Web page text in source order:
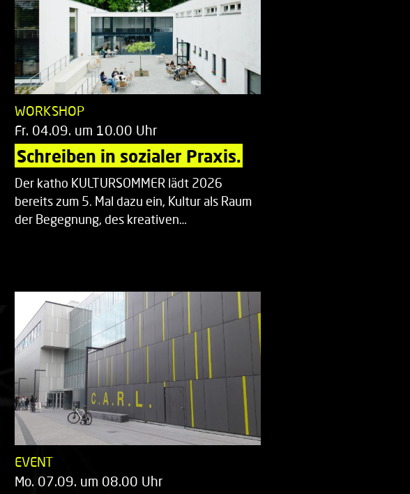
WORKSHOP
Fr. 04.09. um 10.00 Uhr
Schreiben in sozialer Praxis.
Der katho KULTURSOMMER lädt 2026
bereits zum 5. Mal dazu ein, Kultur als Raum
der Begegnung, des kreativen…
EVENT
Mo. 07.09. um 08.00 Uhr